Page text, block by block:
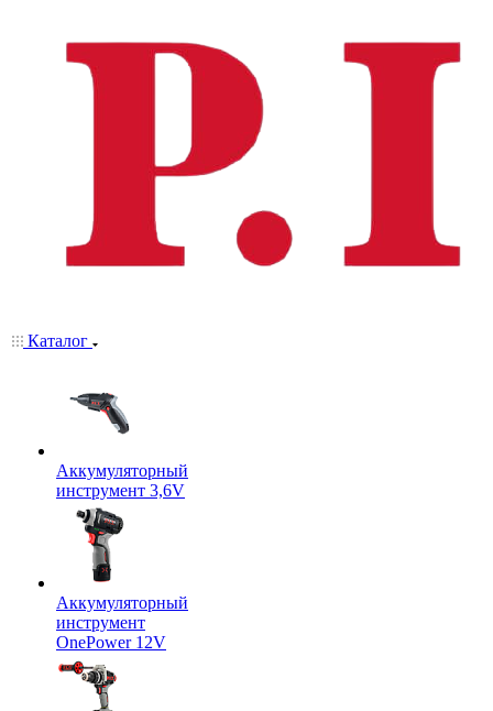
Каталог
Аккумуляторный
инструмент 3,6V
Аккумуляторный
инструмент
OnePower 12V